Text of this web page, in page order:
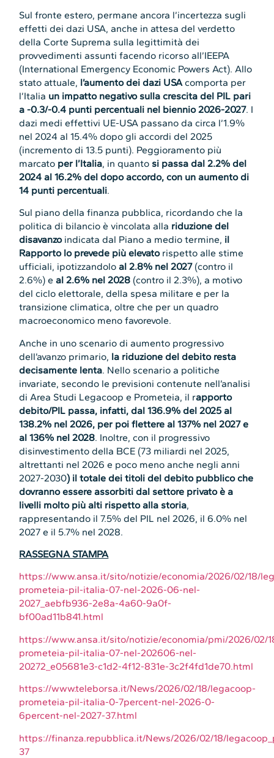
Sul fronte estero, permane ancora l’incertezza sugli
effetti dei dazi USA, anche in attesa del verdetto
della Corte Suprema sulla legittimità dei
provvedimenti assunti facendo ricorso all’IEEPA
(International Emergency Economic Powers Act). Allo
stato attuale, l’aumento dei dazi USAcomporta per
l’Italia un impatto negativo sulla crescita del PIL pari
a -0.3/-0.4 punti percentuali nel biennio 2026-2027. I
dazi medi effettivi UE-USA passano da circa l’1.9%
nel 2024 al 15.4% dopo gli accordi del 2025
(incremento di 13.5 punti). Peggioramento più
marcato per l’Italia, in quanto si passa dal 2.2% del
2024 al 16.2% del dopo accordo, con un aumento di
14 punti percentuali.
Sul piano della finanza pubblica, ricordando che la
politica di bilancio è vincolata alla riduzione del
disavanzo indicata dal Piano a medio termine, il
Rapporto lo prevede più elevatorispetto alle stime
ufficiali, ipotizzandoloal 2.8% nel 2027(contro il
2.6%) eal 2.6% nel 2028 (contro il 2.3%), a motivo
del ciclo elettorale, della spesa militare e per la
transizione climatica, oltre che per un quadro
macroeconomico meno favorevole.
Anche in uno scenario di aumento progressivo
dell’avanzo primario, la riduzione del debito resta
decisamente lenta. Nello scenario a politiche
invariate, secondo le previsioni contenute nell’analisi
di Area Studi Legacoop e Prometeia, il rapporto
debito/PIL passa, infatti, dal 136.9% del 2025 al
138.2% nel 2026, per poi flettere al 137% nel 2027 e
al 136% nel 2028. Inoltre, con il progressivo
disinvestimento della BCE (73 miliardi nel 2025,
altrettanti nel 2026 e poco meno anche negli anni
2027-2030) il totale dei titoli del debito pubblico che
dovranno essere assorbiti dal settore privato è a
livelli molto più alti rispetto alla storia,
rappresentando il 7.5% del PIL nel 2026, il 6.0% nel
2027 e il 5.7% nel 2028.
RASSEGNA STAMPA
https://www.ansa.it/sito/notizie/economia/2026/02/18/
prometeia-pil-italia-07-nel-2026-06-nel-
2027_aebfb936-2e8a-4a60-9a0f-
bf00ad11b841.html
https://www.ansa.it/sito/notizie/economia/pmi/2026/02/
prometeia-pil-italia-07-nel-202606-nel-
20272_e05681e3-c1d2-4f12-831e-3c2f4fd1de70.html
https://www.teleborsa.it/News/2026/02/18/legacoop-
prometeia-pil-italia-0-7percent-nel-2026-0-
6percent-nel-2027-37.html
https://finanza.repubblica.it/News/2026/02/18/
37